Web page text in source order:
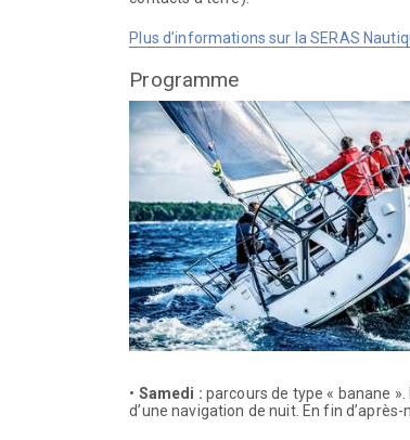
Plus d’informations sur la SERAS
Programme
• Samedi : parcours de type « banane
d’une navigation de nuit. En fin